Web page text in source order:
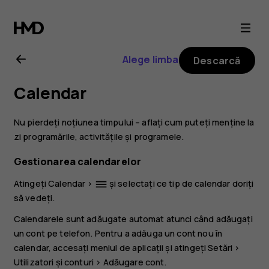
Ghid
de
utilizare
Nokia
2.1
Alege limba Descarcă
Calendar
Nu pierdeți noțiunea timpului – aflați cum puteți menține la
zi programările, activitățile și programele.
Gestionarea calendarelor
AtingețiCalendar > dehaze și selectați ce tip de calendar doriți
să vedeți.
Calendarele sunt adăugate automat atunci când adăugați
un cont pe telefon. Pentru a adăuga un cont nou în
calendar, accesați meniul de aplicații și atingețiSetări >
Utilizatori și conturi > Adăugare cont.